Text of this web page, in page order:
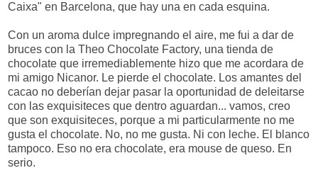
Caixa" en Barcelona, que hay una en cada esquina.
Con un aroma dulce impregnando el aire, me fui a dar de
bruces con la Theo Chocolate Factory, una tienda de
chocolate que irremediablemente hizo que me acordara de
mi amigo Nicanor. Le pierde el chocolate. Los amantes del
cacao no deberían dejar pasar la oportunidad de deleitarse
con las exquisiteces que dentro aguardan... vamos, creo
que son exquisiteces, porque a mi particularmente no me
gusta el chocolate. No, no me gusta. Ni con leche. El blanco
tampoco. Eso no era chocolate, era mouse de queso. En
serio.